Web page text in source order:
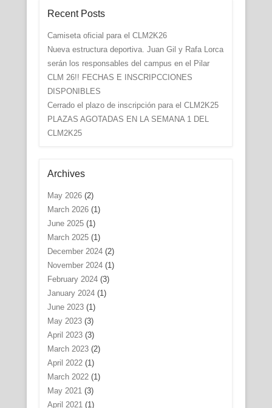
Recent Posts
Camiseta oficial para el CLM2K26
Nueva estructura deportiva. Juan Gil y Rafa Lorca
serán los responsables del campus en el Pilar
CLM 26!! FECHAS E INSCRIPCCIONES
DISPONIBLES
Cerrado el plazo de inscripción para el CLM2K25
PLAZAS AGOTADAS EN LA SEMANA 1 DEL
CLM2K25
Archives
May 2026(2)
March 2026(1)
June 2025(1)
March 2025(1)
December 2024(2)
November 2024(1)
February 2024(3)
January 2024(1)
June 2023(1)
May 2023(3)
April 2023(3)
March 2023(2)
April 2022(1)
March 2022(1)
May 2021(3)
April 2021(1)